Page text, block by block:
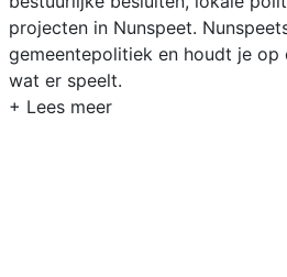
projecten in Nunspeet.
gemeentepolitiek en houdt je op
wat er speelt.